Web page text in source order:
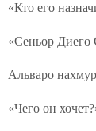
«Кто его
«Сеньор Диего
Альваро
«Чего он